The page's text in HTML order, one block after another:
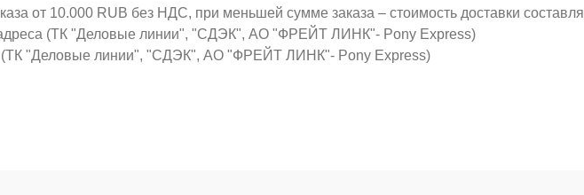
от 10.000 RUB без НДС, при меньшей сумме заказа – стоимость доставки
адреса (ТК "Деловые линии", "СДЭК", АО "ФРЕЙТ ЛИНК"- Pony Express)
(ТК "Деловые линии", "СДЭК", АО "ФРЕЙТ ЛИНК"- Pony Express)